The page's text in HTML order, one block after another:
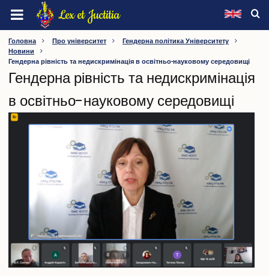
Перейти
основного
вмісту
Lex et Juctitia
ХМЕЛЬНИЦЬКИЙ УНІВЕРСИТЕТ УПРАВЛІННЯ ТА
ПРАВА ІМЕНІ ЛЕОНІДА ЮЗЬКОВА
Про університет
Інформація про університет
Видатні особистості
Методична рада
Конференція трудового колективу
Профспілка
Кафедри
Інші підрозділи
Нормативна база
Головна Про університет
Гендерна політика Університету
Новини
Гендерна рівність та недискримінація в освітньо-науковому середовищі
Гендерна рівність та недискримінація
в освітньо-науковому середовищі